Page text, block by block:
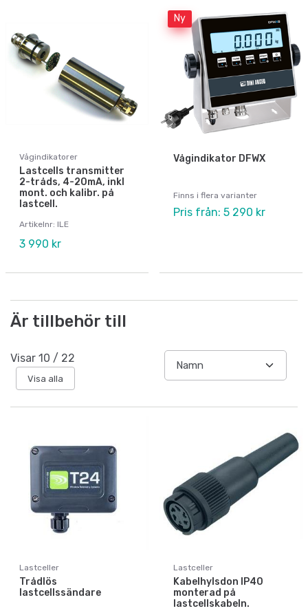
Vågindikatorer
Lastcells transmitter
2-tråds, 4-20mA, inkl
mont. och kalibr. på
lastcell.
Artikelnr: ILE
3 990 kr
Ny
Vågindikator DFWX
Finns i flera varianter
Pris från: 5 290 kr
Är tillbehör till
Visar 10 / 22
Visa alla
Lastceller
Trådlös
lastcellssändare
Lastceller
Kabelhylsdon IP40
monterad på
lastcellskabeln.